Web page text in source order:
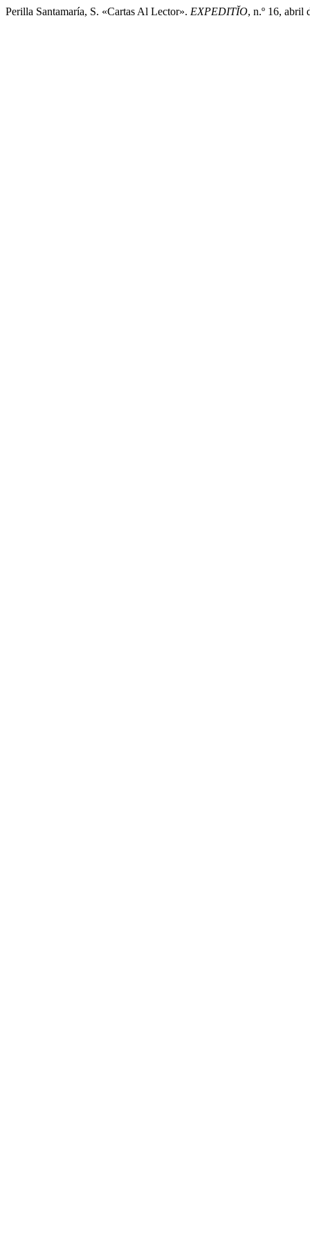
Perilla Santamaría, S. «Cartas Al Lector». EXPEDITĬO, n.º 16, abril